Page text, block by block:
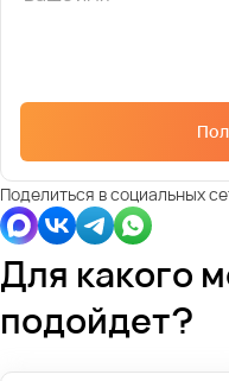
Поделиться в социальных
Для какого
подойдет?